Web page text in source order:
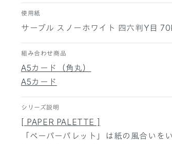
0
枚
の
数
量
を
減
す
0
の
数
を
使用紙
サーブル スノーホワイト 四六判Y目
組み合わせ商品
A5カード（角丸）
A5カード
シリーズ説明
[ PAPER PALETTE ]
「ペーパーパレット」は紙の風合いを